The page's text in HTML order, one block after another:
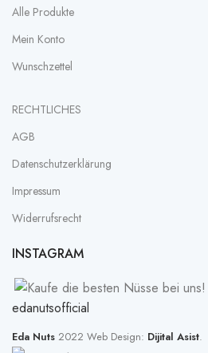
Alle Produkte
Mein Konto
Wunschzettel
RECHTLICHES
AGB
Datenschutz­erklärung
Impressum
Widerrufsrecht
INSTAGRAM
edanutsofficial
Eda Nuts 2022 Web Design: Dijital Asist.